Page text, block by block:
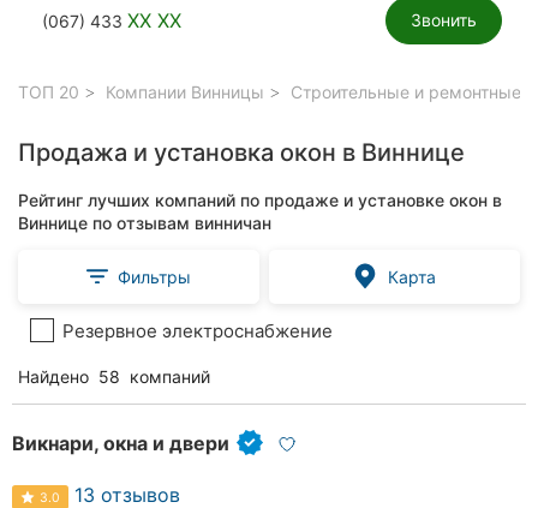
(067) 433 XX XX Звонить
ТОП 20 Компании Винницы Строительные и ремонтные
Продажа и установка окон в Виннице
Рейтинг лучших компаний по продаже и установке окон в
Виннице по отзывам винничан
Фильтры Карта
Резервное электроснабжение
Найдено 58 компаний
Викнари, окна и двери
3.0 13 отзывов